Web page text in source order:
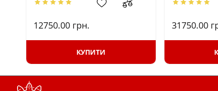
12750.00 грн.
КУПИТИ
31750.00